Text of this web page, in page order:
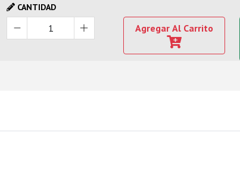
CANTIDAD
Agregar Al Carrito